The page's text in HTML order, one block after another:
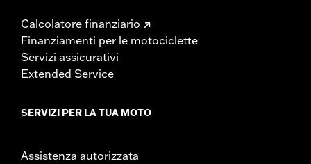
Calcolatore finanziario
Finanziamenti per le motociclette
Servizi assicurativi
Extended Service
SERVIZI PER LA TUA MOTO
Assistenza autorizzata